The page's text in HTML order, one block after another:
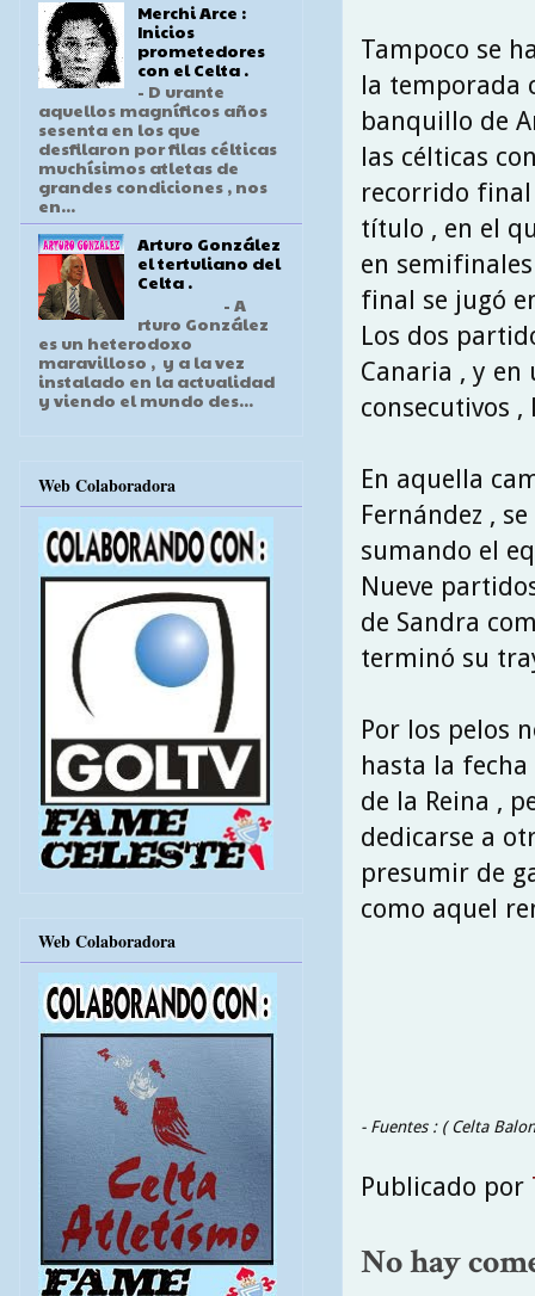
Tampoco se
la temporada
banquillo de
las célticas
recorrido
título , en el
en
final se jugó
Los dos
Canaria , y
consecutivos
En aquella
Fernández ,
sumando el
Nueve
de Sandra
terminó su
Por los pelos
hasta la
de la Reina ,
dedicarse a
presumir de
como aquel
- Fuentes : ( Celta
Publicado por
No hay
Merchi Arce :
Inicios
prometedores
con el Celta .
- D urante
aquellos magníficos años
sesenta en los que
desfilaron por filas célticas
muchísimos atletas de
grandes condiciones , nos
en...
Arturo González
el tertuliano del
Celta .
- A
rturo González
es un heterodoxo
maravilloso , y a la vez
instalado en la actualidad
y viendo el mundo des...
Web Colaboradora
Web Colaboradora